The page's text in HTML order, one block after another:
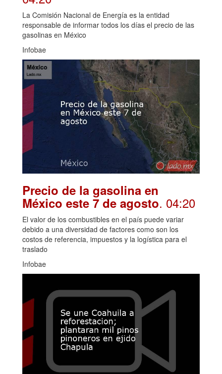
La Comisión Nacional de Energía es la entidad
responsable de informar todos los días el precio de las
gasolinas en México
Infobae
Precio de la gasolina en
México este 7 de agosto. 04:20
El valor de los combustibles en el país puede variar
debido a una diversidad de factores como son los
costos de referencia, impuestos y la logística para el
traslado
Infobae